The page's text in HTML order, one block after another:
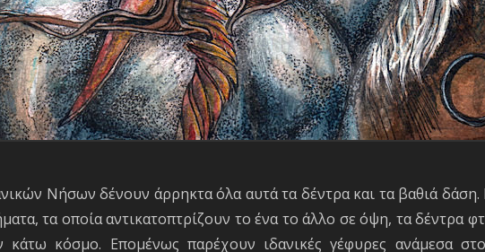
Νήσων δένουν άρρηκτα όλα αυτά τα δέντρα και τα βαθιά
τα οποία αντικατοπτρίζουν το ένα το άλλο σε όψη, τα δέντρα
κάτω κόσμο. Επομένως παρέχουν ιδανικές γέφυρες ανάμεσα